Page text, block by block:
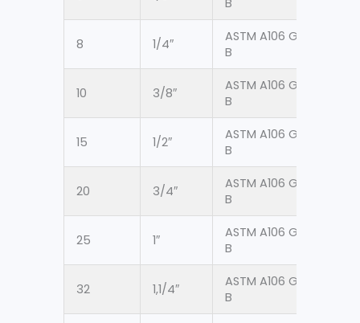
B
8 1/4″
ASTM A106 Gr.
B
10 3/8″
ASTM A106 Gr.
B
15 1/2″
ASTM A106 Gr.
B
20 3/4″
ASTM A106 Gr.
B
25 1″
ASTM A106 Gr.
B
32 1,1/4″
ASTM A106 Gr.
B